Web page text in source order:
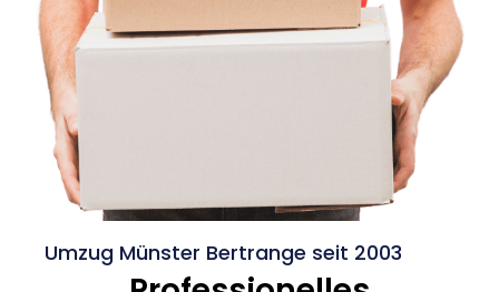
Umzug Münster Bertrange seit 2003